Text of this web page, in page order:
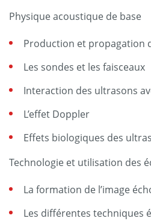
Physique acoustique de base
Production et propagation
Les sondes et les faisceaux
Interaction des ultrasons
L’effet Doppler
Effets biologiques des
Technologie et utilisation des
La formation de l’image
Les différentes techniques